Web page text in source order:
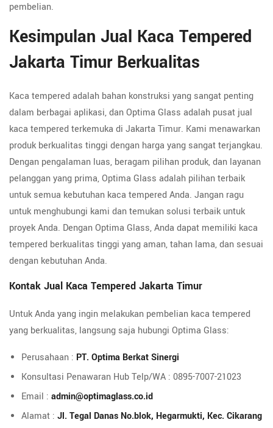
pembelian.
Kesimpulan Jual Kaca Tempered
Jakarta Timur Berkualitas
Kaca tempered adalah bahan konstruksi yang sangat penting
dalam berbagai aplikasi, dan Optima Glass adalah pusat jual
kaca tempered terkemuka di Jakarta Timur. Kami menawarkan
produk berkualitas tinggi dengan harga yang sangat terjangkau.
Dengan pengalaman luas, beragam pilihan produk, dan layanan
pelanggan yang prima, Optima Glass adalah pilihan terbaik
untuk semua kebutuhan kaca tempered Anda. Jangan ragu
untuk menghubungi kami dan temukan solusi terbaik untuk
proyek Anda. Dengan Optima Glass, Anda dapat memiliki kaca
tempered berkualitas tinggi yang aman, tahan lama, dan sesuai
dengan kebutuhan Anda.
Kontak Jual Kaca Tempered Jakarta Timur
Untuk Anda yang ingin melakukan pembelian kaca tempered
yang berkualitas, langsung saja hubungi Optima Glass:
Perusahaan : PT. Optima Berkat Sinergi
Konsultasi Penawaran Hub Telp/WA : 0895-7007-21023
Email : admin@optimaglass.co.id
Alamat : Jl. Tegal Danas No.blok, Hegarmukti, Kec. Cikarang